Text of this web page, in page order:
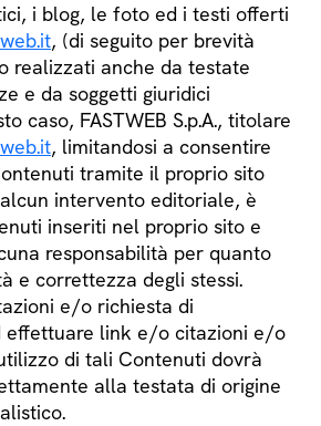
i blog, le foto ed i testi offerti
, (di seguito per brevità
realizzati anche da testate
e da soggetti giuridici
caso, FASTWEB S.p.A., titolare
, limitandosi a consentire
tramite il proprio sito
intervento editoriale, è
inseriti nel proprio sito e
responsabilità per quanto
e correttezza degli stessi.
e/o richiesta di
effettuare link e/o citazioni e/o
di tali Contenuti dovrà
alla testata di origine